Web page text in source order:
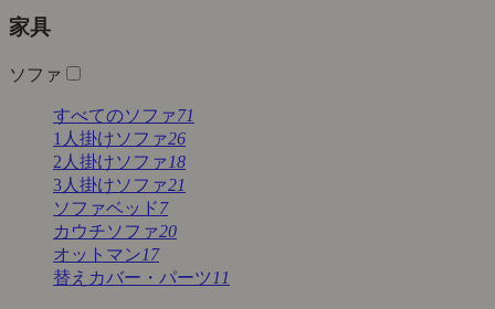
家具
ソファ
すべてのソファ71
1人掛けソファ26
2人掛けソファ 18
3人掛けソファ21
ソファベッド7
カウチソファ20
オットマン17
替えカバー・パーツ 11